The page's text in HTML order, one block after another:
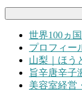
世界100ヵ
プロフィー
山梨｜ほう
旨辛唐辛子
美容室経営